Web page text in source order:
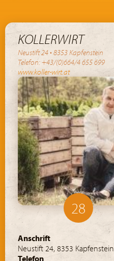
KOLLERWIRT
Neustift 24 • 8353 Kapfenstein
Telefon: +43/(0)664/4 655 699
www.koller-wirt.at
28
Anschrift
Neustift 24, 8353 Kapfenstein
Telefon